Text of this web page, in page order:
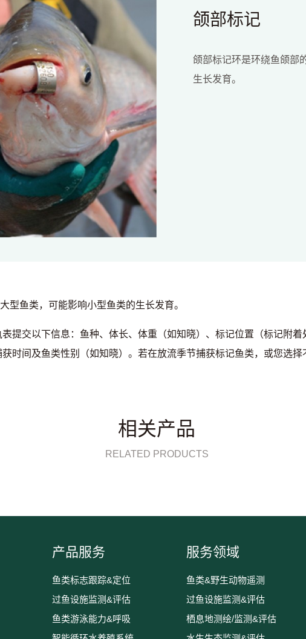
颌部标记
颌部标记环是环绕鱼颌部
生长发育。
鱼类，可能影响小型鱼类的生长发育。
提交以下信息：鱼种、体长、体重（如知晓）、标记位置（标记附
时间及鱼类性别（如知晓）。若在放流季节捕获标记鱼类，或您选
相关产品
RELATED PRODUCTS
产品服务
鱼类标志跟踪&定位
过鱼设施监测&评估
鱼类游泳能力&呼吸
服务领域
鱼类&野生动物遥测
过鱼设施监测&评估
栖息地测绘/监测&评估